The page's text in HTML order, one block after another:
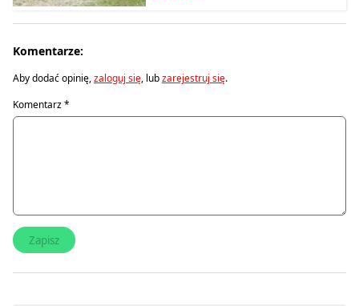
Komentarze:
Aby dodać opinię,zaloguj się, lubzarejestruj się.
Komentarz*